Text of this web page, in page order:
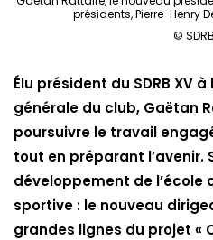
présidents, Pierre-Henry
©
Élu président du SDRB XV
générale du club, Gaëtan
poursuivre le travail
tout en préparant
développement de l’école
sportive : le nouveau
grandes lignes du projet «